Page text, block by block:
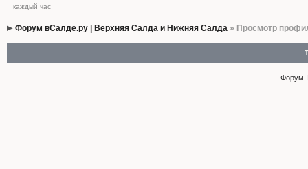
каждый час
Форум вСалде.ру | Верхняя Салда и Нижняя Салда» Просмотр
Форум